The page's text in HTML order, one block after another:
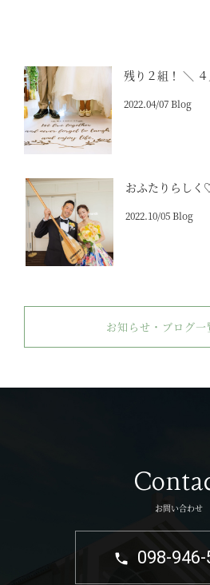
残り２組！ ＼
2022.04/07 Blog
おふたりらし
2022.10/05 Blog
お知らせ・ブログ一
お問い合わせ
098-